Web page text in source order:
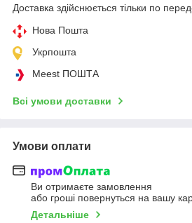
Доставка здійснюється тільки по
Нова Пошта
Укрпошта
Meest ПОШТА
Всі умови доставки
Умови оплати
Ви отримаєте замовлення
або гроші повернуться на вашу
Детальніше